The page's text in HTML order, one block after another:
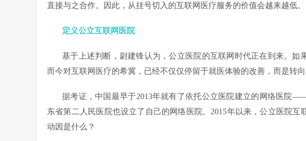
直接与之合作。因此，从挂号切入的互联网医疗服务的价值会越来越低。
定义公立互联网医院
基于上述判断，尉建锋认为，公立医院的互联网时代正在到来。如
而今对互联网医疗的希冀，已经不仅仅停留于就医体验的改善，而是转向
据考证，中国最早于2013年就有了依托公立医院建立的网络医院
东省第二人民医院也设立了自己的网络医院。2015年以来，公立医院互
动因是什么？